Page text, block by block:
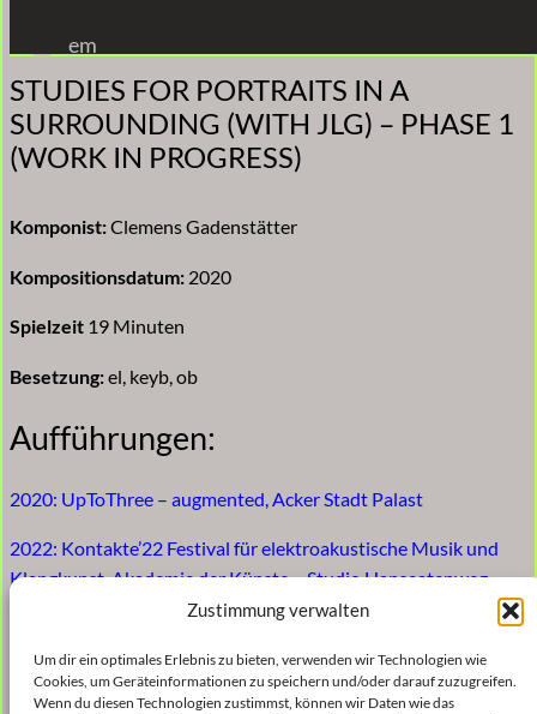
Zustimmung verwalten
Um dir ein optimales Erlebnis zu bieten, verwenden wir Technologien wie
Cookies, um Geräteinformationen zu speichern und/oder darauf zuzugreifen.
Wenn du diesen Technologien zustimmst, können wir Daten wie das
Inhalt
springen
em
STUDIES FOR PORTRAITS IN A
SURROUNDING (WITH JLG) – PHASE 1
(WORK IN PROGRESS)
Komponist:Clemens Gadenstätter
Kompositionsdatum: 2020
Spielzeit 19 Minuten
Besetzung:el, keyb, ob
Aufführungen:
2020: UpToThree – augmented, Acker Stadt Palast
2022: Kontakte’22 Festival für elektroakustische Musik und
Klangkunst, Akademie der Künste – Studio Hanseatenweg
2024: KonZERT, Musikwerkstatt Alte Schmiede